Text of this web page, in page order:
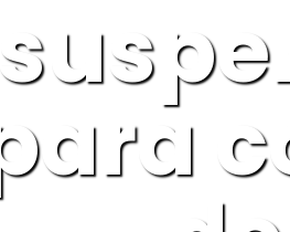
para